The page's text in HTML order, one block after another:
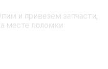
и привезём запчасти,
месте поломки